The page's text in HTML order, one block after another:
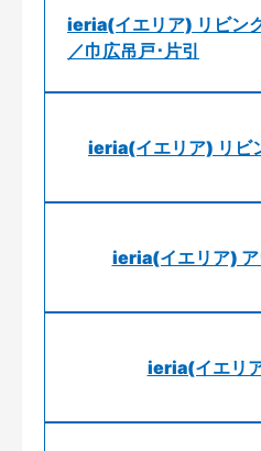
ieria(イエリア) リビン
／巾広吊戸･片引
ieria(イエリア) リビ
ieria(イエリア) ア
ieria(イエリ